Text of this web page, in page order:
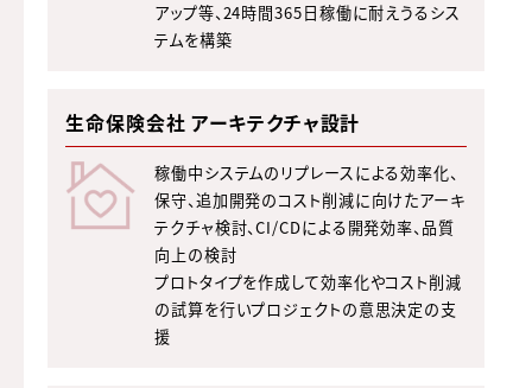
アップ等、24時間365日稼働に耐えうるシス
テムを構築
生命保険会社 アーキテクチャ設計
稼働中システムのリプレースによる効率化、
保守、追加開発のコスト削減に向けたアーキ
テクチャ検討、CI/CDによる開発効率、品質
向上の検討
プロトタイプを作成して効率化やコスト削減
の試算を行いプロジェクトの意思決定の支
援